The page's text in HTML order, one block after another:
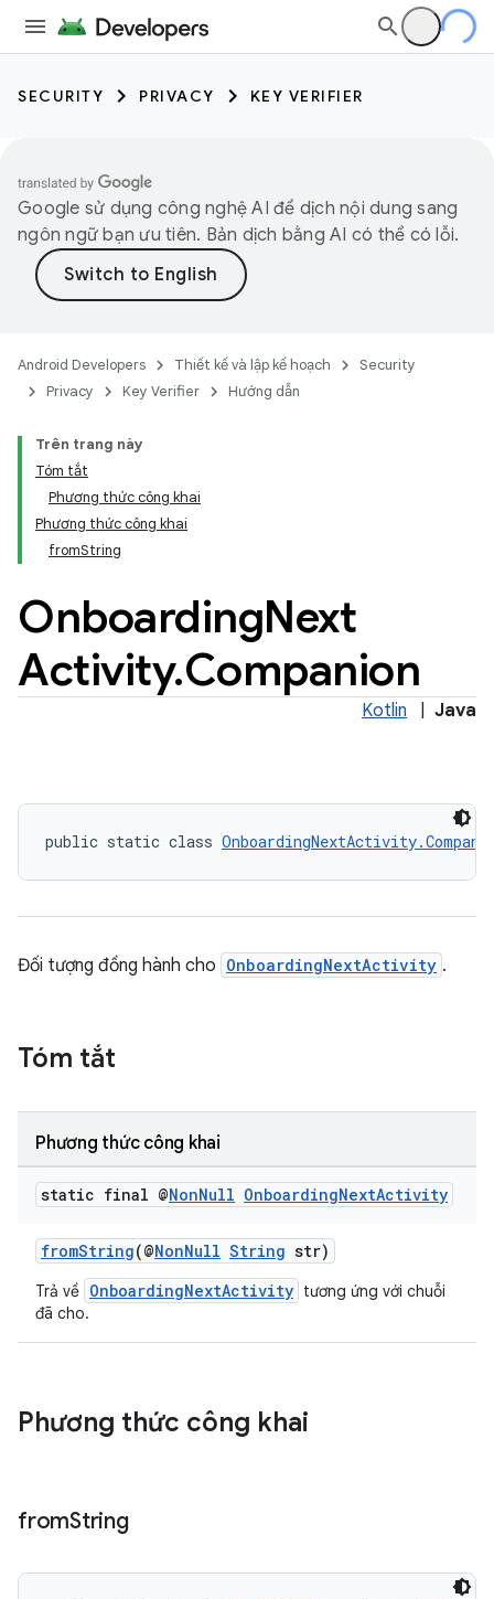
SECURITY PRIVACY KEY VERIFIER
Google sử dụng công nghệ AI để dịch nội dung sang
ngôn ngữ bạn ưu tiên. Bản dịch bằng AI có thể có lỗi.
Android Developers Thiết kế và lập kế hoạch
Security
Privacy
Key Verifier Hướng dẫn
Trên trang này
Tóm tắt
Phương thức công khai
Phương thức công khai
fromString
OnboardingNext
Activity.Companion
Kotlin Java
public static class
Đối tượng đồng hành cho OnboardingNextActivity .
Tóm tắt
Phương thức công khai
static final @NonNull OnboardingNextActivity
fromString(@NonNull String str)
Trả về OnboardingNextActivity tương ứng với chuỗi
đã cho.
Phương thức công khai
fromString